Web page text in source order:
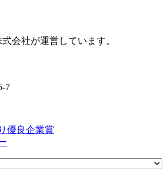
会社が運営しています。
7